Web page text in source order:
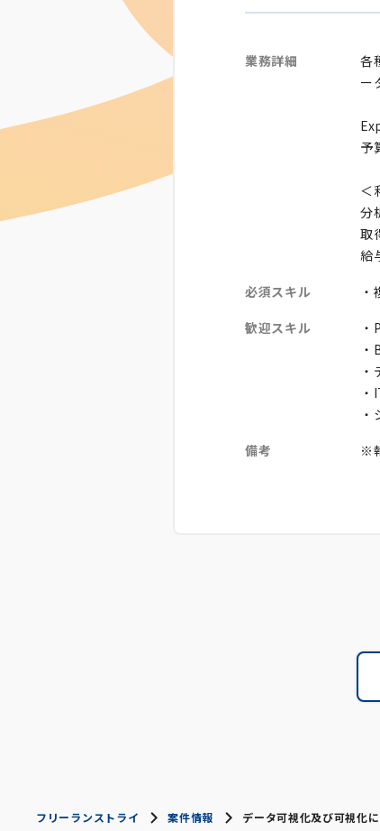
業務詳細
各
ー
予
＜
分
取
給
必須スキル
歓迎スキル
備考
※
フリーランストライ 案件情報 データ可視化及び可視化